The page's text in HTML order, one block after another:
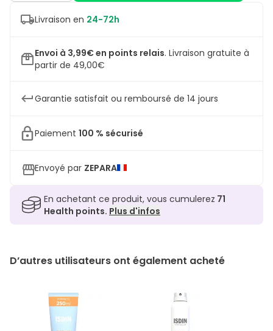
Livraison en 24-72h
Envoi à 3,99€ en points relais. Livraison gratuite à
partir de 49,00€
Garantie satisfait ou remboursé de 14 jours
Paiement 100 % sécurisé
Envoyé par ZEPARA
En achetant ce produit, vous cumulerez 71
Health points. Plus d'infos
D’autres utilisateurs ont également acheté